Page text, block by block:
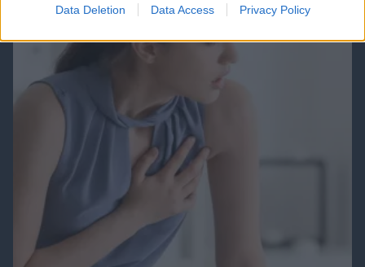
Data Deletion Data Access Privacy Policy